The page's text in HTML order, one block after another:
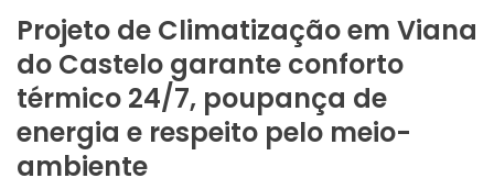
Projeto de Climatização em Viana
do Castelo garante conforto
térmico 24/7, poupança de
energia e respeito pelo meio-
ambiente